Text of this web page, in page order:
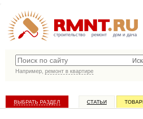
строительство ремонт дом и дача
Например, ремонт в квартире
ВЫБРАТЬ РАЗДЕЛ СТАТЬИ